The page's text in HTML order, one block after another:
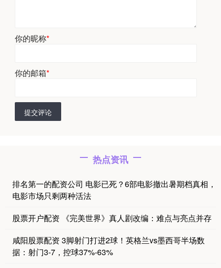
你的昵称*
你的邮箱*
提交评论
热点资讯
排名第一的配资公司 电影已死？6部电影撤出暑期档真相，
电影市场只剩两种活法
股票开户配资 《完美世界》真人剧改编：难点与亮点并存
咸阳股票配资 3脚射门打进2球！英格兰vs墨西哥半场数
据：射门3-7，控球37%-63%